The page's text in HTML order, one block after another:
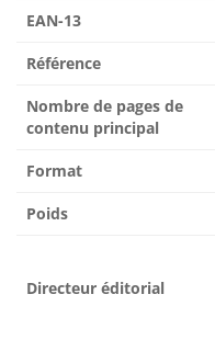
EAN-13
Référence
Nombre de pages de
contenu principal
Format
Poids
Directeur éditorial